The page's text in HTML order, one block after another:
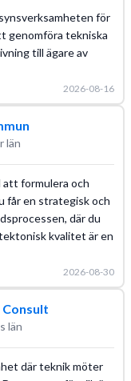
för
genomföra tekniska
till ägare av
2026-08-16
län
att formulera och
får en strategisk och
där du
kvalitet är en
2026-08-30
län
där teknik möter